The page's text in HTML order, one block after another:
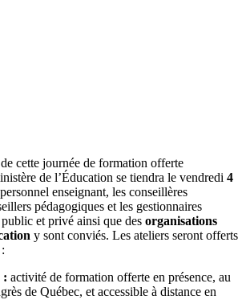
cette journée de formation offerte
de l’Éducation se tiendra le vendredi 4
enseignant, les conseillères
pédagogiques et les gestionnaires
et privé ainsi que des organisations
y sont conviés. Les ateliers seront offerts
: activité de formation offerte en présence, au
de Québec, et accessible à distance en